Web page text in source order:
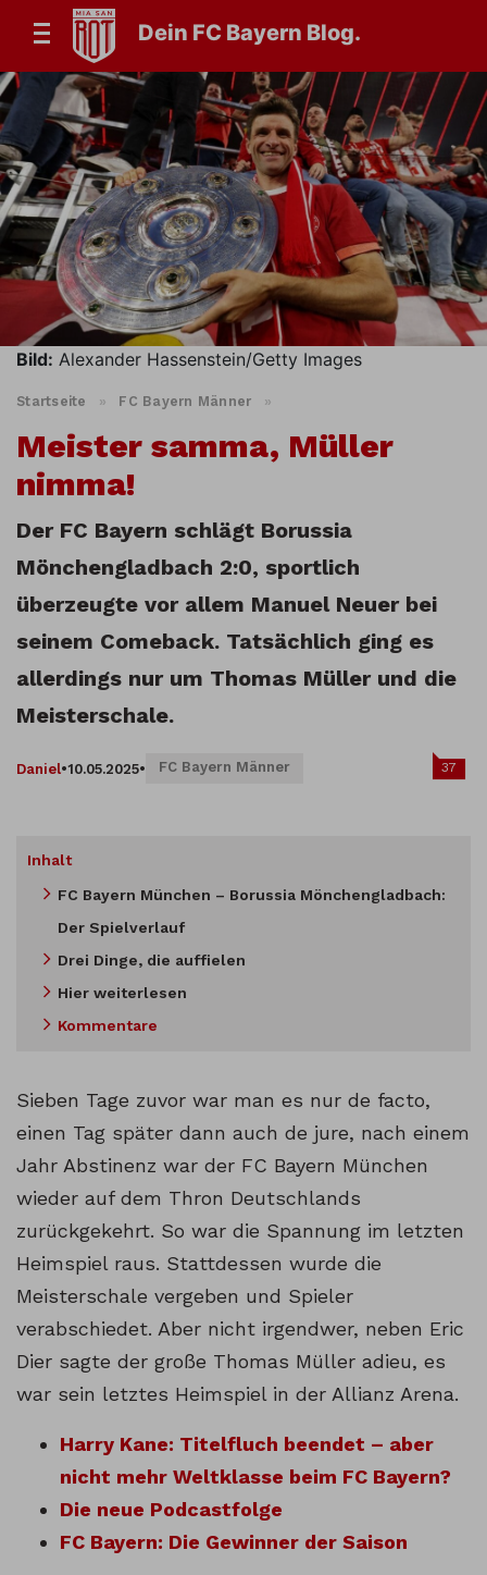
Dein FC Bayern Blog.
Bild: Alexander Hassenstein/Getty Images
Startseite » FC Bayern Männer »
Meister samma, Müller
nimma!
Der FC Bayern schlägt Borussia
Mönchengladbach 2:0, sportlich
überzeugte vor allem Manuel Neuer bei
seinem Comeback. Tatsächlich ging es
allerdings nur um Thomas Müller und die
Meisterschale.
Daniel•10.05.2025• FC Bayern Männer 37
Inhalt
FC Bayern München – Borussia Mönchengladbach:
Der Spielverlauf
Drei Dinge, die auffielen
Hier weiterlesen
Kommentare
Sieben Tage zuvor war man es nur de facto,
einen Tag später dann auch de jure, nach einem
Jahr Abstinenz war der FC Bayern München
wieder auf dem Thron Deutschlands
zurückgekehrt. So war die Spannung im letzten
Heimspiel raus. Stattdessen wurde die
Meisterschale vergeben und Spieler
verabschiedet. Aber nicht irgendwer, neben Eric
Dier sagte der große Thomas Müller adieu, es
war sein letztes Heimspiel in der Allianz Arena.
Harry Kane: Titelfluch beendet – aber
nicht mehr Weltklasse beim FC Bayern?
Die neue Podcastfolge
FC Bayern: Die Gewinner der Saison